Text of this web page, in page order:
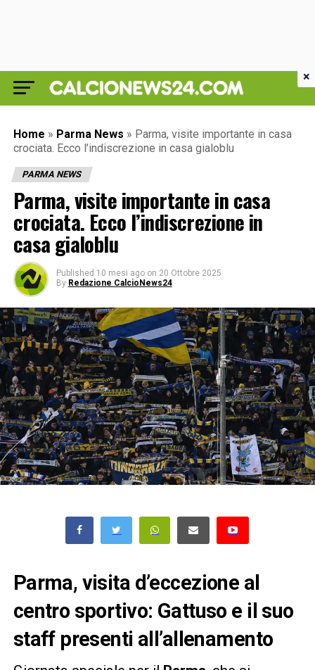
Home » Parma News » Parma, visite importante in casa
crociata. Ecco l’indiscrezione in casa gialoblu
PARMA NEWS
Parma, visite importante in casa
crociata. Ecco l’indiscrezione in
casa gialoblu
Published 10 mesi ago on 20 Ottobre 2025
By Redazione CalcioNews24
Parma, visita d’eccezione al
centro sportivo: Gattuso e il suo
staff presenti all’allenamento
×